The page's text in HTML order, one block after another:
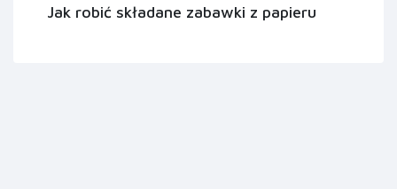
Jak robić składane zabawki z papieru